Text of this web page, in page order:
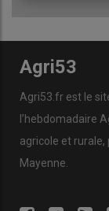
Agri53
Agri53.fr est le
l’hebdomadaire
agricole et
Mayenne.